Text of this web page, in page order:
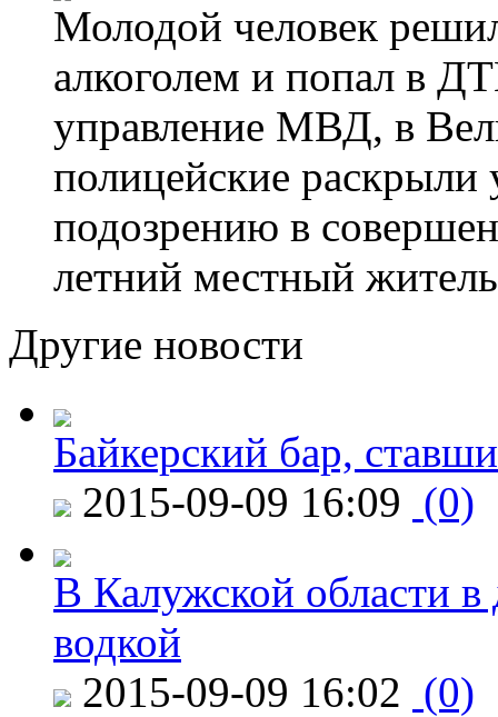
Молодой человек
алкоголем и попал в
управление МВД, в
полицейские
подозрению в
летний местный
Другие новости
Байкерский бар,
2015-09-09 16:09 (0)
В Калужской области в
водкой
2015-09-09 16:02 (0)